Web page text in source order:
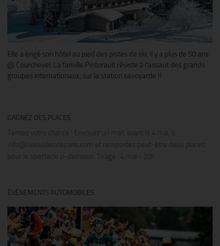
Elle a érigé son hôtel au pied des pistes de ski, il y a plus de 50 ans
@ Courchevel. La famille Pinturault résiste à l’assaut des grands
groupes internationaux, sur la station savoyarde !!
GAGNEZ DES PLACES
Tentez votre chance ! Envoyez un mail, avant le 4 mai, à
info@nouvellesdeparis.com et remportez peut-être deux places
pour le spectacle ci-dessous. Tirage : 4 mai - 20h
ÉVÉNEMENTS AUTOMOBILES